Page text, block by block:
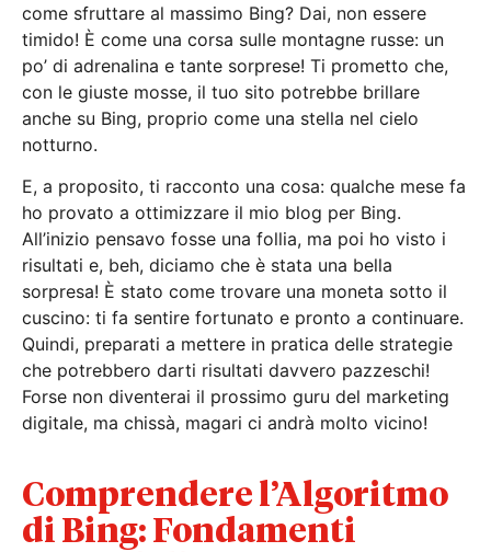
come sfruttare al massimo Bing? Dai, non essere
timido! È come una corsa sulle montagne russe: un
po’ di adrenalina e tante sorprese! Ti prometto che,
con le giuste mosse, il tuo sito potrebbe brillare
anche su Bing, proprio come una stella nel cielo
notturno.
E, a proposito, ti racconto una cosa: qualche mese fa
ho provato a ottimizzare il mio blog per Bing.
All’inizio pensavo fosse una follia, ma poi ho visto i
risultati e, beh, diciamo che è stata una bella
sorpresa! È stato come trovare una moneta sotto il
cuscino: ti fa sentire fortunato e pronto a continuare.
Quindi, preparati a mettere in pratica delle strategie
che potrebbero darti risultati davvero pazzeschi!
Forse non diventerai il prossimo guru del marketing
digitale, ma chissà, magari ci andrà molto vicino!
Comprendere l’Algoritmo
di Bing: Fondamenti